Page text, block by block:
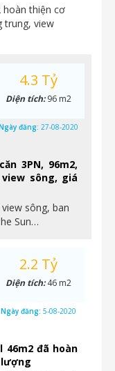
hoàn thiện cơ
trung, view
3PN, 96m2,
sông, giá
sông, ban
Sun…
4.3 Tỷ
Diện tích:96 m2
đăng: 27-08-2020
46m2 đã hoàn
2.2 Tỷ
Diện tích:46 m2
Ngày đăng: 5-08-2020